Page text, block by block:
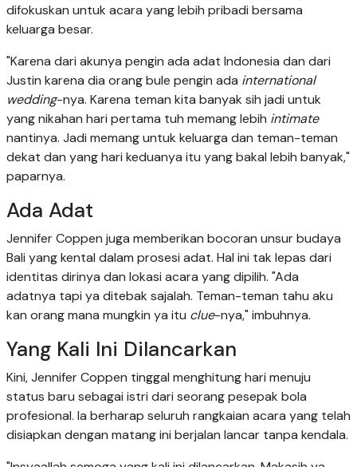
difokuskan untuk acara yang lebih pribadi bersama
keluarga besar.
"Karena dari akunya pengin ada adat Indonesia dan dari
Justin karena dia orang bule pengin ada international
wedding-nya. Karena teman kita banyak sih jadi untuk
yang nikahan hari pertama tuh memang lebih intimate
nantinya. Jadi memang untuk keluarga dan teman-teman
dekat dan yang hari keduanya itu yang bakal lebih banyak,"
paparnya.
Ada Adat
Jennifer Coppen juga memberikan bocoran unsur budaya
Bali yang kental dalam prosesi adat. Hal ini tak lepas dari
identitas dirinya dan lokasi acara yang dipilih. "Ada
adatnya tapi ya ditebak sajalah. Teman-teman tahu aku
kan orang mana mungkin ya itu clue-nya," imbuhnya.
Yang Kali Ini Dilancarkan
Kini, Jennifer Coppen tinggal menghitung hari menuju
status baru sebagai istri dari seorang pesepak bola
profesional. Ia berharap seluruh rangkaian acara yang telah
disiapkan dengan matang ini berjalan lancar tanpa kendala.